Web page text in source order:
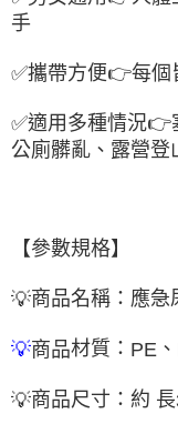
手
✅攜帶方便👉每個
✅適用多種情況👉
公廁髒亂、露營登
【參數規格】
💡商品名稱：應急
💡商品材質： PE 、
💡商品尺寸：約 長